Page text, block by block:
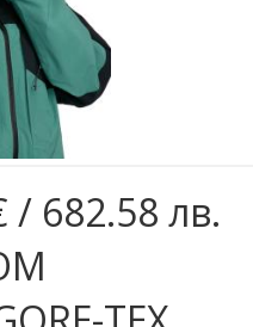
/ 682.58 лв.